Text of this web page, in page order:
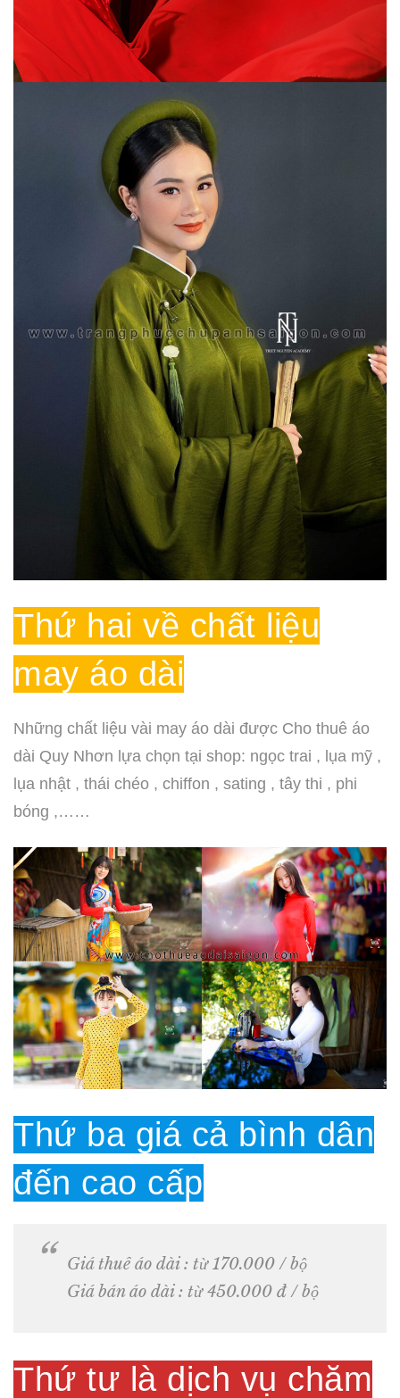
Thứ hai về chất liệu
may áo dài
Những chất liệu vài may áo dài được Cho thuê áo
dài Quy Nhơn lựa chọn tại shop: ngọc trai , lụa mỹ ,
lụa nhật , thái chéo , chiffon , sating , tây thi , phi
bóng ,……
Thứ ba giá cả bình dân
đến cao cấp
Giá thuê áo dài : từ 170.000 / bộ
Giá bán áo dài : từ 450.000 đ / bộ
Thứ tư là dịch vụ chăm